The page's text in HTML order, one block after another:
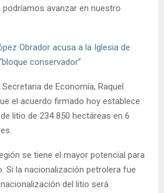
avanzar en nuestro
Obrador acusa a la Iglesia de
conservador”
de Economía, Raquel
el acuerdo firmado hoy establece
litio de 234 850 hectáreas en 6
se tiene el mayor potencial para
Si la nacionalización petrolera fue
del litio será